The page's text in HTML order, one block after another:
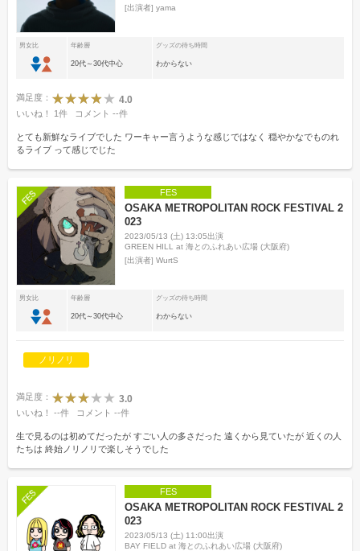
[出演者]yama
男女比 年齢層 グッズの待ち時間
20代～30代中心 わからない
満足度： 4.0
いいね！ 1件 コメント --件
とても新鮮なライブでした ワーキャー言うような感じではなく 穏やかなでものれ
るライブ って感じでじた
FES
OSAKA METROPOLITAN ROCK FESTIVAL 2
023
2023/05/13 (土) 13:05出演
GREEN HILL at 海とのふれあい広場 (大阪府)
[出演者]WurtS
男女比 年齢層 グッズの待ち時間
20代～30代中心 わからない
ノリノリ
満足度： 3.0
いいね！ --件 コメント --件
生で見るのは初めてだったが すごい人の多さだった 遠くから見ていたが 近くの人
たちは 終始ノリノリで楽しそうでした
FES
OSAKA METROPOLITAN ROCK FESTIVAL 2
023
2023/05/13 (土) 11:00出演
BAY FIELD at 海とのふれあい広場 (大阪府)